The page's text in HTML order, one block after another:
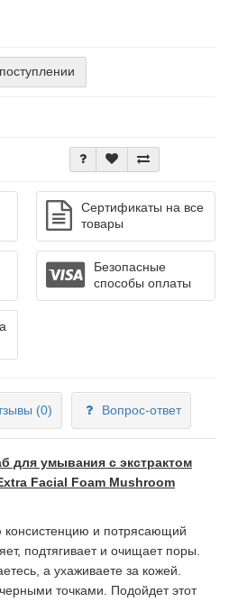
Сертификаты на все
товары
Безопасные
способы оплаты
(0) Вопрос-ответ
для умывания с экстрактом
Facial Foam Mushroom
и потрясающий
подтягивает и очищает поры.
а ухаживаете за кожей.
точками. Подойдет этот